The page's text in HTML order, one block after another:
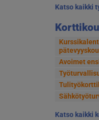
Katso kaikki
Avoimet
Katso kaikki